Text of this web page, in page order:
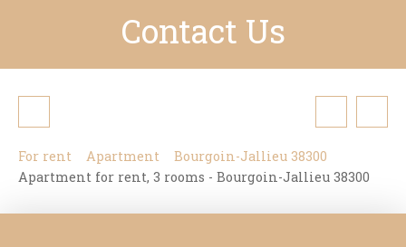
Contact Us
For rent Apartment
Bourgoin-Jallieu 38300
Apartment for rent, 3 rooms - Bourgoin-Jallieu 38300